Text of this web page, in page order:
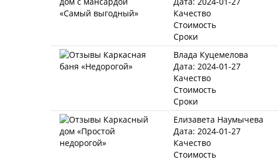
Качество
Стоимость
Сроки
Влада Куцемелова
Дата: 2024-01-27
Качество
Стоимость
Сроки
Елизавета Наумычева
Дата: 2024-01-27
Качество
Стоимость